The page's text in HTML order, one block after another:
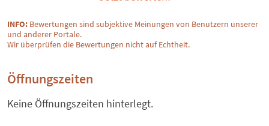
INFO: Bewertungen sind subjektive Meinungen von Benutzern unserer
und anderer Portale.
Wir überprüfen die Bewertungen nicht auf Echtheit.
Öffnungszeiten
Keine Öffnungszeiten hinterlegt.